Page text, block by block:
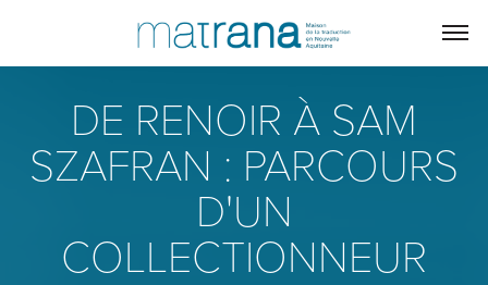
DE RENOIR À SAM
SZAFRAN : PARCOURS
D'UN
COLLECTIONNEUR